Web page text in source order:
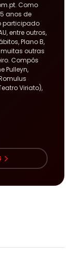
Como
anos de
participado
entre outros,
Plano B,
muitas outras
Compôs
Pulleyn,
Viriato),